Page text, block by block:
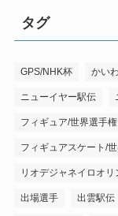
タグ
GPS/NHK杯 かい
ニューイヤー駅伝
フィギュア/世界選手権
フィギュアスケート/
リオデジャネイロオ
出場選手 出雲駅伝